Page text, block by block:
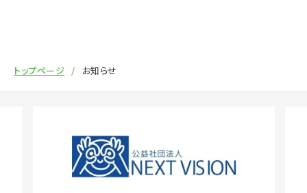
トップページ お知らせ